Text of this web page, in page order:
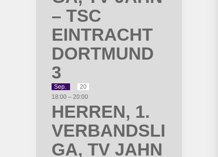
– TSC
EINTRACHT
DORTMUND
3
Sep.
20
18:00 – 20:00
HERREN, 1.
VERBANDSLI
GA, TV JAHN